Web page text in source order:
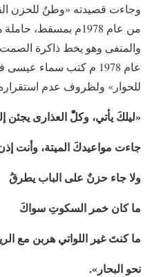
وجاءت قصيدته «وطنٌ للحزن
من عام 1978م
والمنفى وهو يخط ذاكرة
عام 1978 م كتب سماء
للحوار» ولظروف عدم
«ليلكَ يأتي، وكلّْ العذارى يجئن
جاءت مواعيدكَ الميتة، وأنت
ولا جاء حزنٌ على الباب يطرقُ
ما كان خمر السكوتِ سواكَ
ما كنتَ غير اللواتي هربن مع
نحو البحار».